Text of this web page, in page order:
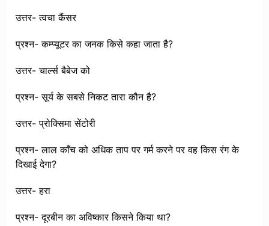
उत्तर- त्वचा कैंसर
प्रश्न- कम्प्यूटर का जनक किसे कहा जाता है?
उत्तर- चार्ल्स बैबेज को
प्रश्न- सूर्य के सबसे निकट तारा कौन है?
उत्तर- प्रोक्सिमा सेंटोरी
प्रश्न- लाल काँच को अधिक ताप पर गर्म करने पर वह किस रंग के
दिखाई देगा?
उत्तर- हरा
प्रश्न- दूरबीन का अविष्कार किसने किया था?